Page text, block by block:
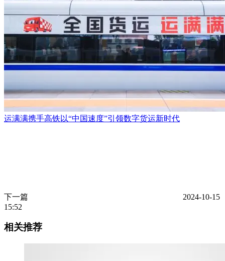
运满满携手高铁以“中国速度”引领数字货运新时代
下一篇
2024-10-15
15:52
相关推荐